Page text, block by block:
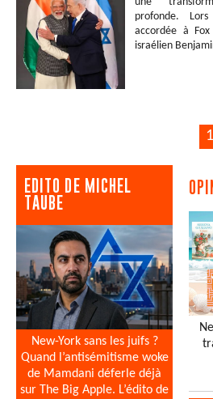
profonde.
accordée à
israélien
1
EDITO DE MICHEL
TAUBE
New-York sans les juifs ?
Quand l’antisémitisme woke
de Mamdani déferle déjà
sur The Big Apple. L’édito de